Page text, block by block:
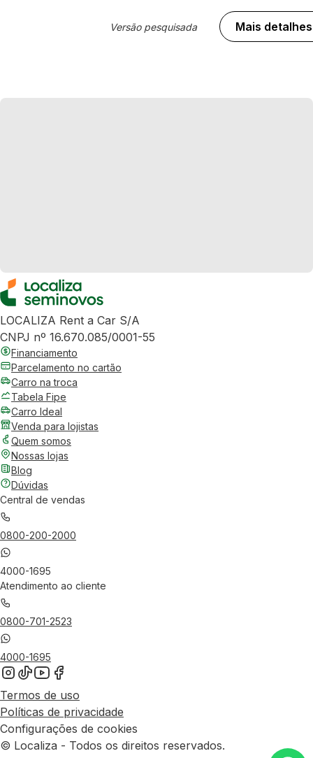
Versão pesquisada Mais detalhes
LOCALIZA Rent a Car S/A
CNPJ nº 16.670.085/0001-55
Financiamento
Parcelamento no cartão
Carro na troca
Tabela Fipe
Carro Ideal
Venda para lojistas
Quem somos
Nossas lojas
Blog
Dúvidas
Central de vendas
0800-200-2000
4000-1695
Atendimento ao cliente
0800-701-2523
4000-1695
Termos de uso
Políticas de privacidade
Configurações de cookies
© Localiza - Todos os direitos reservados.